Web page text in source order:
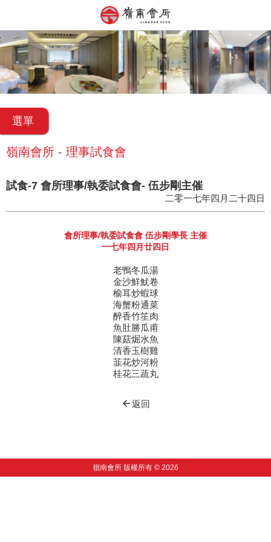
選單
嶺南會所 - 理事試食會
試食-7 會所理事/執委試食會- 伍步剛主催
二零一七年四月二十四日
會所理事/執委試食會 伍步剛學長 主催
一七年四月廿四日
老鴨冬瓜湯
金沙鮮魷卷
榆耳炒蝦球
海蟹粉通菜
醉香竹笙肉
魚肚勝瓜甫
陳菇煀水魚
清香玉樹雞
韮花炒河粉
桂花三蔬丸
arrow_back返回
嶺南會所 版權所有 © 2026